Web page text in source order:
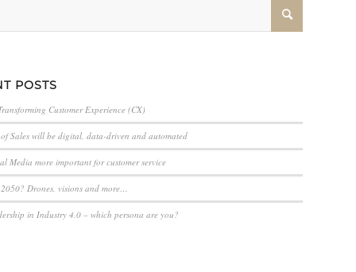
POSTS
Customer Experience (CX)
of Sales will be digital, data-driven and automated
Media more important for customer service
Drones, visions and more…
in Industry 4.0 – which persona are you?